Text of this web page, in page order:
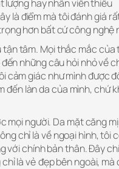
lượng hay nhân viên thiếu
là điểm mà tôi đánh giá
hơn bất cứ công nghệ
tâm. Mọi thắc mắc của
những câu hỏi nhỏ về
cảm giác như mình được
đến làn da của mình, chứ
mọi người. Da mặt căng
chỉ là về ngoại hình, tôi
với chính bản thân. Đây
là vẻ đẹp bên ngoài, mà